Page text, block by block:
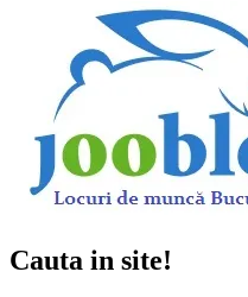
Cauta in site!